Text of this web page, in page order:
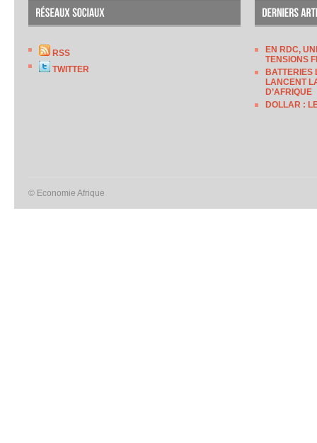
RSS
TWITTER
EN RDC,
TENSIONS
BATTERIES
LANCENT
D’AFRIQUE
DOLLAR :
© Economie Afrique